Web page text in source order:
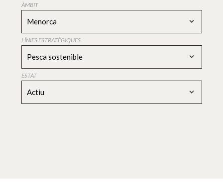
ÀMBIT
Menorca
LÍNIES ESTRATÈGIQUES
Pesca sostenible
ESTAT
Actiu